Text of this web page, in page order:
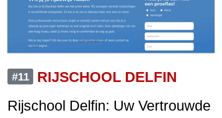
#11
RIJSCHOOL DELFIN
Rijschool Delfin: Uw Vertrouwde